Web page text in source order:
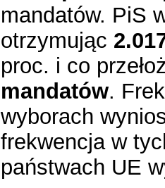
mandatów. PiS
otrzymując
proc. i co
mandatów.
wyborach
frekwencja w
państwach UE